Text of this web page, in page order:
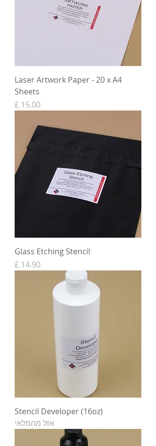
Laser Artwork Paper - 20 x A4
Sheets
מחיר
Glass Etching Stencil
מחיר
Stencil Developer (16oz)
אזל מהמלאי